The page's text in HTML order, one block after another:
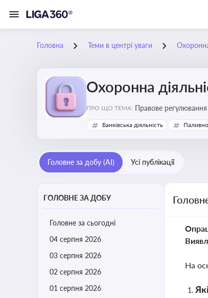
Головна Теми в центрі уваги
Охоронна
ПРО ЩО ТЕМА: Правове регулювання
фізичної охорони
Банківська діяльність
Головне за добу (AI) Усі публікації
ГОЛОВНЕ ЗА ДОБУ
Головне за сьогодні
04 серпня 2026
03 серпня 2026
02 серпня 2026
01 серпня 2026
На